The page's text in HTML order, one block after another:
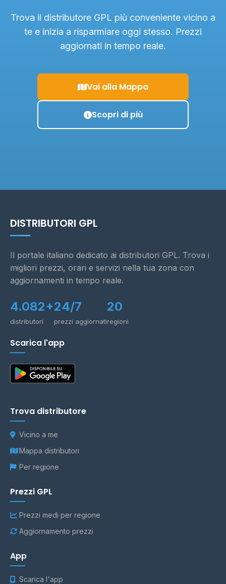
Trova il distributore GPL più conveniente vicino a
te e inizia a risparmiare oggi stesso. Prezzi
aggiornati in tempo reale.
Vai alla Mappa
Scopri di più
DISTRIBUTORI GPL
Il portale italiano dedicato ai distributori GPL. Trova i
migliori prezzi, orari e servizi nella tua zona con
aggiornamenti in tempo reale.
4.082+
distributori
24/7
prezzi aggiornati
20
regioni
Scarica l'app
Trova distributore
Vicino a me
Mappa distributori
Per regione
Prezzi GPL
Prezzi medi per regione
Aggiornamento prezzi
App
Scarica l'app